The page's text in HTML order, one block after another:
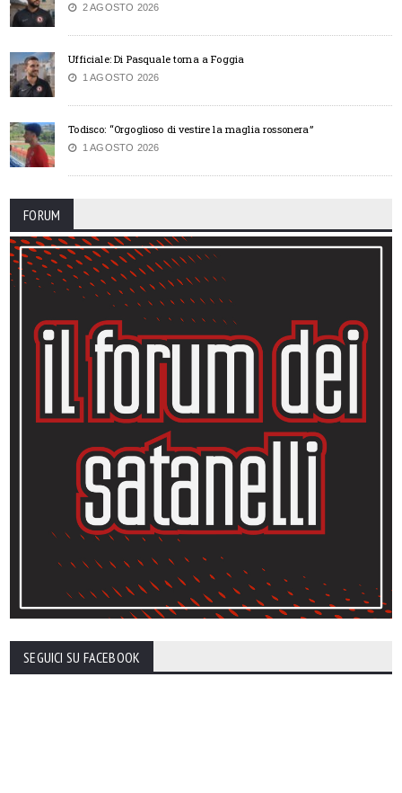
2 AGOSTO 2026
Ufficiale: Di Pasquale torna a Foggia
1 AGOSTO 2026
Todisco: “Orgoglioso di vestire la maglia rossonera”
1 AGOSTO 2026
FORUM
SEGUICI SU FACEBOOK